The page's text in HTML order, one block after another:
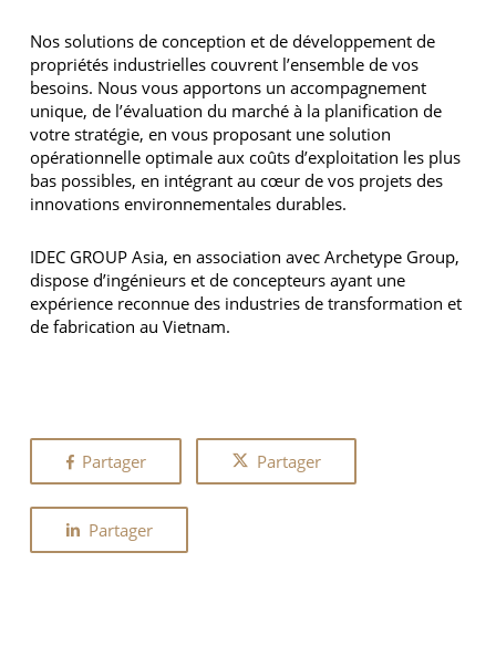
Nos solutions de conception et de développement de
propriétés industrielles couvrent l’ensemble de vos
besoins. Nous vous apportons un accompagnement
unique, de l’évaluation du marché à la planification de
votre stratégie, en vous proposant une solution
opérationnelle optimale aux coûts d’exploitation les plus
bas possibles, en intégrant au cœur de vos projets des
innovations environnementales durables.
IDEC GROUP Asia, en association avec Archetype Group,
dispose d’ingénieurs et de concepteurs ayant une
expérience reconnue des industries de transformation et
de fabrication au Vietnam.
Partager Partager
Partager